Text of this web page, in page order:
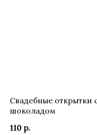
Свадебные открытки
шоколадом
110 р.